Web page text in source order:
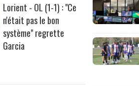
Lorient - OL (1-1) : "Ce
n'était pas le bon
système" regrette
Garcia